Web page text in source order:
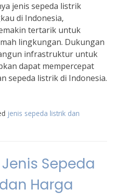
jenis sepeda listrik
di Indonesia,
tertarik untuk
lingkungan. Dukungan
infrastruktur untuk
dapat mempercepat
sepeda listrik di Indonesia.
jenis sepeda listrik dan
Sepeda
Harga